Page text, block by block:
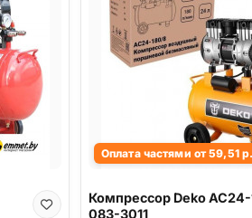
Оплата частями от 59,51 р.
Компрессор Deko
083-3011